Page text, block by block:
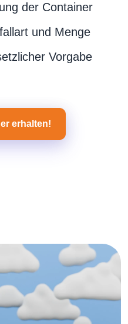
der Container
und Menge
Vorgabe
erhalten!